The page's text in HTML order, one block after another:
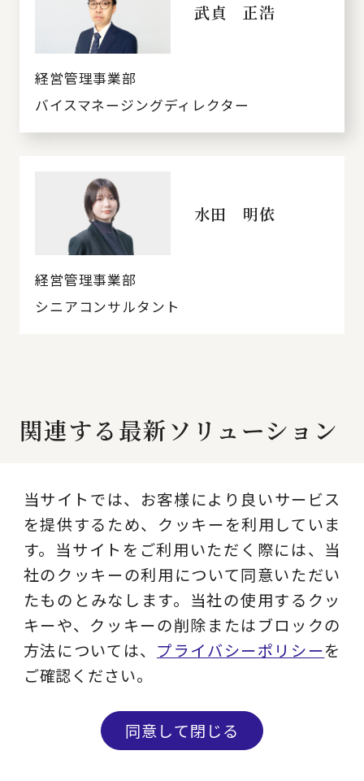
問い合わせる メルマガ登録
武貞 正浩
経営管理事業部
バイスマネージングディレクター
水田 明依
経営管理事業部
シニアコンサルタント
関連する最新ソリューション
生殺与奪の権を他人に握
らせるな～組織は、なぜ
沈黙するのか～
「ドラゴンボール型」か
革力～
当サイトでは、お客様により良いサービス
を提供するため、クッキーを利用していま
す。当サイトをご利用いただく際には、当
社のクッキーの利用について同意いただい
たものとみなします。当社の使用するクッ
キーや、クッキーの削除またはブロックの
方法については、 プライバシーポリシーを
ご確認ください。
同意して閉じる